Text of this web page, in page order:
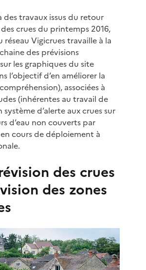
des travaux issus du retour
crues du printemps 2016,
réseau Vigicrues travaille à la
des prévisions
les graphiques du site
l’objectif d’en améliorer la
associées à
(inhérentes au travail de
système d’alerte aux crues sur
d’eau non couverts par
cours de déploiement à
des crues
des zones